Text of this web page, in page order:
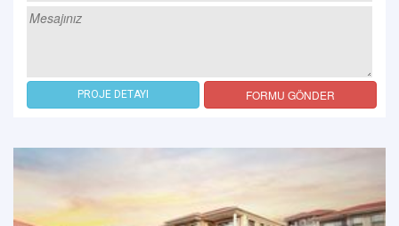
PROJE DETAYI FORMU GÖNDER